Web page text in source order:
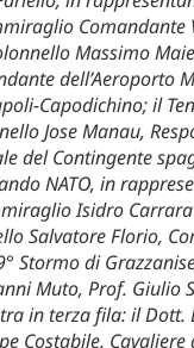
Comandante
Massimo
dell’Aeroporto
Capodichino; il
Jose Manau,
del Contingente
NATO, in
Isidro
Salvatore Florio,
Stormo di
Muto, Prof. Giulio
in terza fila: il Dott.
Costabile,